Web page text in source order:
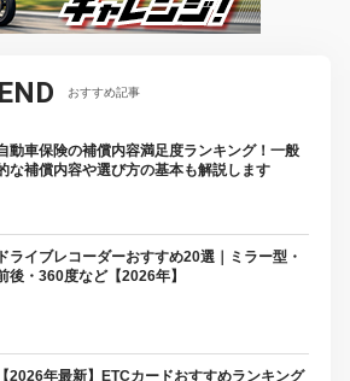
おすすめ記事
動車保険の補償内容満足度ランキング！一般
な補償内容や選び方の基本も解説します
ドライブレコーダーおすすめ20選｜ミラー型・
後・360度など【2026年】
【2026年最新】ETCカードおすすめランキング